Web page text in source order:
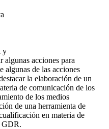
y
acciones para
algunas de las acciones
la elaboración de un
de comunicación de los
de los medios
de una herramienta de
en materia de
GDR.